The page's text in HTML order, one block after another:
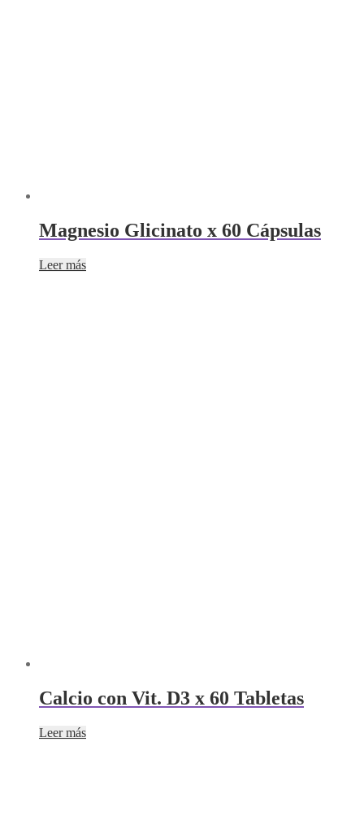
Magnesio Glicinato x 60 Cápsulas
Leer más
Calcio con Vit. D3 x 60 Tabletas
Leer más